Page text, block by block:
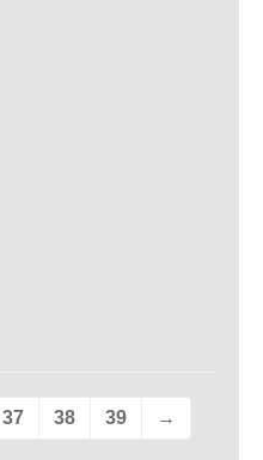
37 38 39 →